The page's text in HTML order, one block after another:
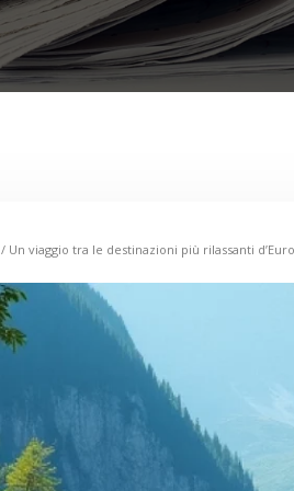
/ Un viaggio tra le destinazioni più rilassanti